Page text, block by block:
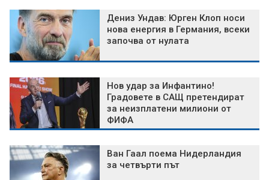
Дениз Ундав: Юрген Клоп носи
нова енергия в Германия, всеки
започва от нулата
Нов удар за Инфантино!
Градовете в САЩ претендират
за неизплатени милиони от
ФИФА
Ван Гаал поема Нидерландия
за четвърти път